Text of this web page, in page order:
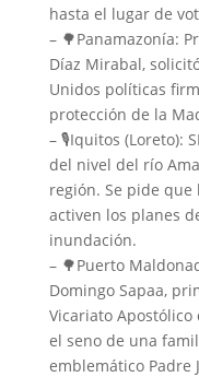
hasta el lugar de
– 🌳Panamazonía:
Díaz Mirabal,
Unidos políticas
protección de la
– 🎙️Iquitos (Loreto):
del nivel del río
región. Se pide
activen los planes
inundación.
– 🌳Puerto
Domingo Sapaa,
Vicariato
el seno de una
emblemático Padre